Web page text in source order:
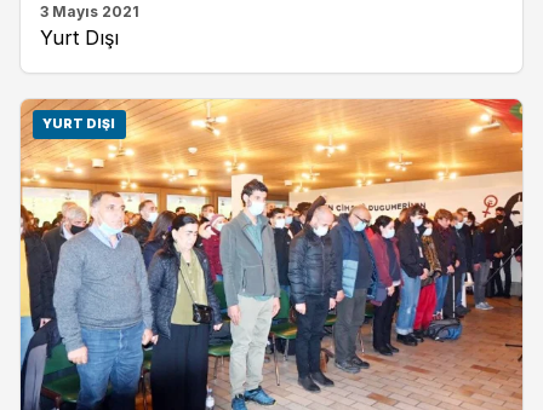
3 Mayıs 2021
Yurt Dışı
YURT DIŞI